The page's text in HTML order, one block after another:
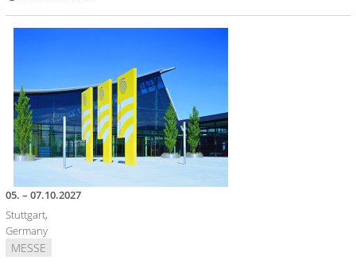
05. – 07.10.2027
Stuttgart,
Germany
MESSE